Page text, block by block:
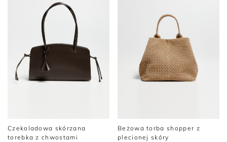
Czekoladowa skórzana
torebka z chwostami
Beżowa torba shopper z
plecionej skóry